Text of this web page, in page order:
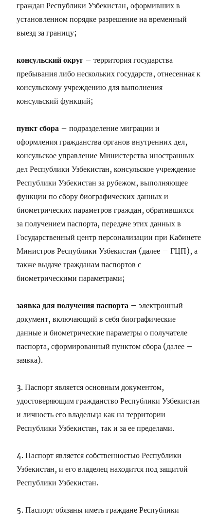
граждан Республики Узбекистан, оформивших в
установленном порядке разрешение на временный
выезд за границу;
консульский округ – территория государства
пребывания либо нескольких государств, отнесенная к
консульскому учреждению для выполнения
консульский функций;
пункт сбора – подразделениемиграции и
оформления гражданства органов внутренних дел,
консульское управление Министерства иностранных
дел Республики Узбекистан, консульское учреждение
Республики Узбекистан за рубежом, выполняющее
функции по сбору биографических данных и
биометрических параметров граждан, обратившихся
за получением паспорта, передаче этих данных в
Государственный центр персонализации при Кабинете
Министров Республики Узбекистан (далее – ГЦП), а
также выдаче гражданам паспортов с
биометрическими параметрами;
заявка для получения паспорта – электронный
документ, включающий в себя биографические
данные и биометрические параметры о получателе
паспорта, сформированный пунктом сбора (далее –
заявка).
3. Паспорт является основным документом,
удостоверяющим гражданство Республики Узбекистан
и личность его владельца как на территории
Республики Узбекистан, так и за ее пределами.
4. Паспорт является собственностью Республики
Узбекистан, и его владелец находится под защитой
Республики Узбекистан.
5. Паспорт обязаны иметь граждане Республики